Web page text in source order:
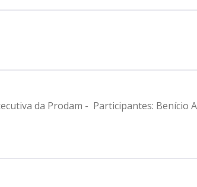
da Prodam - Participantes: Benício